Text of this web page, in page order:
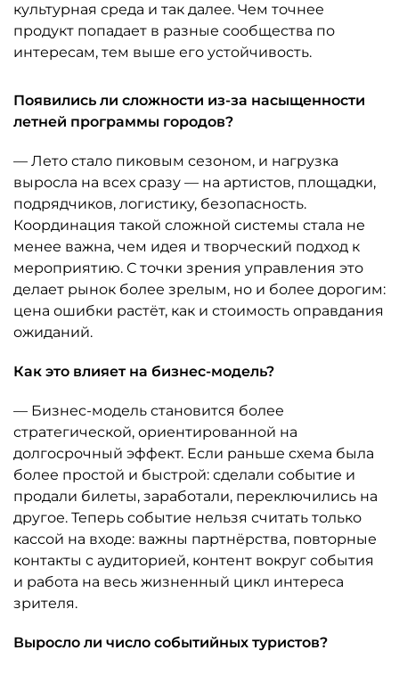
культурная среда и так далее. Чем точнее
продукт попадает в разные сообщества по
интересам, тем выше его устойчивость.
Появились ли сложности из-за насыщенности
летней программы городов?
— Лето стало пиковым сезоном, и нагрузка
выросла на всех сразу — на артистов, площадки,
подрядчиков, логистику, безопасность.
Координация такой сложной системы стала не
менее важна, чем идея и творческий подход к
мероприятию. С точки зрения управления это
делает рынок более зрелым, но и более дорогим:
цена ошибки растёт, как и стоимость оправдания
ожиданий.
Как это влияет на бизнес-модель?
— Бизнес-модель становится более
стратегической, ориентированной на
долгосрочный эффект. Если раньше схема была
более простой и быстрой: сделали событие и
продали билеты, заработали, переключились на
другое. Теперь событие нельзя считать только
кассой на входе: важны партнёрства, повторные
контакты с аудиторией, контент вокруг события
и работа на весь жизненный цикл интереса
зрителя.
Выросло ли число событийных туристов?